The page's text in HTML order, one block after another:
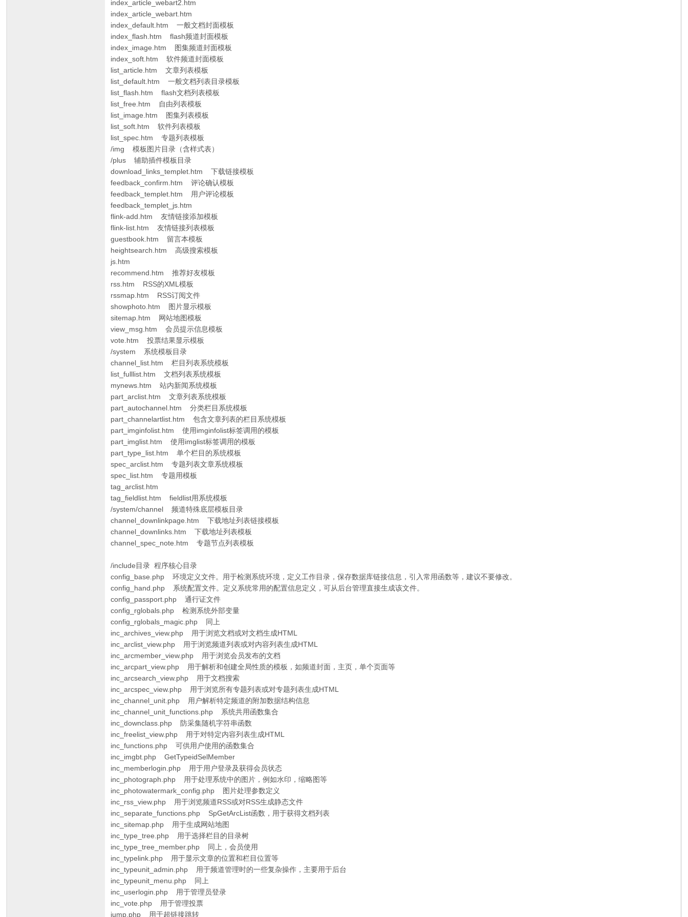
index_article_webart2.htm
index_article_webart.htm
index_default.htm 一般文档封面模板
index_flash.htm flash频道封面模板
index_image.htm 图集频道封面模板
index_soft.htm 软件频道封面模板
list_article.htm 文章列表模板
list_default.htm 一般文档列表目录模板
list_flash.htm flash文档列表模板
list_free.htm 自由列表模板
list_image.htm 图集列表模板
list_soft.htm 软件列表模板
list_spec.htm 专题列表模板
/img 模板图片目录（含样式表）
/plus 辅助插件模板目录
download_links_templet.htm 下载链接模板
feedback_confirm.htm 评论确认模板
feedback_templet.htm 用户评论模板
feedback_templet_js.htm
flink-add.htm 友情链接添加模板
flink-list.htm 友情链接列表模板
guestbook.htm 留言本模板
heightsearch.htm 高级搜索模板
js.htm
recommend.htm 推荐好友模板
rss.htm RSS的XML模板
rssmap.htm RSS订阅文件
showphoto.htm 图片显示模板
sitemap.htm 网站地图模板
view_msg.htm 会员提示信息模板
vote.htm 投票结果显示模板
/system 系统模板目录
channel_list.htm 栏目列表系统模板
list_fulllist.htm 文档列表系统模板
mynews.htm 站内新闻系统模板
part_arclist.htm 文章列表系统模板
part_autochannel.htm 分类栏目系统模板
part_channelartlist.htm 包含文章列表的栏目系统模板
part_imginfolist.htm 使用imginfolist标签调用的模板
part_imglist.htm 使用imglist标签调用的模板
part_type_list.htm 单个栏目的系统模板
spec_arclist.htm 专题列表文章系统模板
spec_list.htm 专题用模板
tag_arclist.htm
tag_fieldlist.htm fieldlist用系统模板
/system/channel 频道特殊底层模板目录
channel_downlinkpage.htm 下载地址列表链接模板
channel_downlinks.htm 下载地址列表模板
channel_spec_note.htm 专题节点列表模板
/include目录 程序核心目录
config_base.php 环境定义文件。用于检测系统环境，定义工作目录，保存数据库链接信息，引入常用函数等，建议不要修改。
config_hand.php 系统配置文件。定义系统常用的配置信息定义，可从后台管理直接生成该文件。
config_passport.php 通行证文件
config_rglobals.php 检测系统外部变量
config_rglobals_magic.php 同上
inc_archives_view.php 用于浏览文档或对文档生成HTML
inc_arclist_view.php 用于浏览频道列表或对内容列表生成HTML
inc_arcmember_view.php 用于浏览会员发布的文档
inc_arcpart_view.php 用于解析和创建全局性质的模板，如频道封面，主页，单个页面等
inc_arcsearch_view.php 用于文档搜索
inc_arcspec_view.php 用于浏览所有专题列表或对专题列表生成HTML
inc_channel_unit.php 用户解析特定频道的附加数据结构信息
inc_channel_unit_functions.php 系统共用函数集合
inc_downclass.php 防采集随机字符串函数
inc_freelist_view.php 用于对特定内容列表生成HTML
inc_functions.php 可供用户使用的函数集合
inc_imgbt.php GetTypeidSelMember
inc_memberlogin.php 用于用户登录及获得会员状态
inc_photograph.php 用于处理系统中的图片，例如水印，缩略图等
inc_photowatermark_config.php 图片处理参数定义
inc_rss_view.php 用于浏览频道RSS或对RSS生成静态文件
inc_separate_functions.php SpGetArcList函数，用于获得文档列表
inc_sitemap.php 用于生成网站地图
inc_type_tree.php 用于选择栏目的目录树
inc_type_tree_member.php 同上，会员使用
inc_typelink.php 用于显示文章的位置和栏目位置等
inc_typeunit_admin.php 用于频道管理时的一些复杂操作，主要用于后台
inc_typeunit_menu.php 同上
inc_userlogin.php 用于管理员登录
inc_vote.php 用于管理投票
jump.php 用于超链接跳转